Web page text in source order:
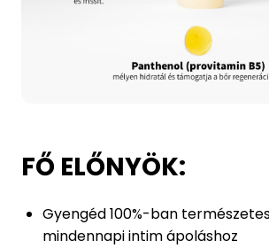
FŐ ELŐNYÖK:
Gyengéd 100%-ban
mindennapi intim ápoláshoz